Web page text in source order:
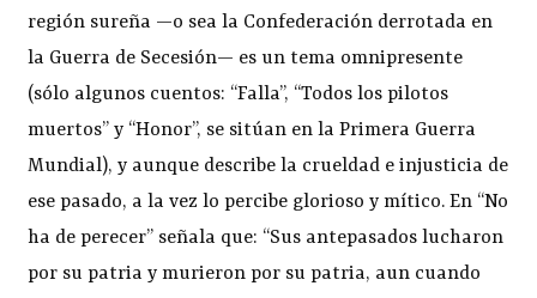
región sureña —o sea la Confederación derrotada en
la Guerra de Secesión— es un tema omnipresente
(sólo algunos cuentos: “Falla”, “Todos los pilotos
muertos” y “Honor”, se sitúan en la Primera Guerra
Mundial), y aunque describe la crueldad e injusticia de
ese pasado, a la vez lo percibe glorioso y mítico. En “No
ha de perecer” señala que: “Sus antepasados lucharon
por su patria y murieron por su patria, aun cuando